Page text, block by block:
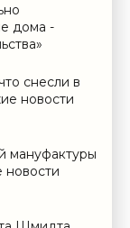
дома -
снесли в
новости
мануфактуры
новости